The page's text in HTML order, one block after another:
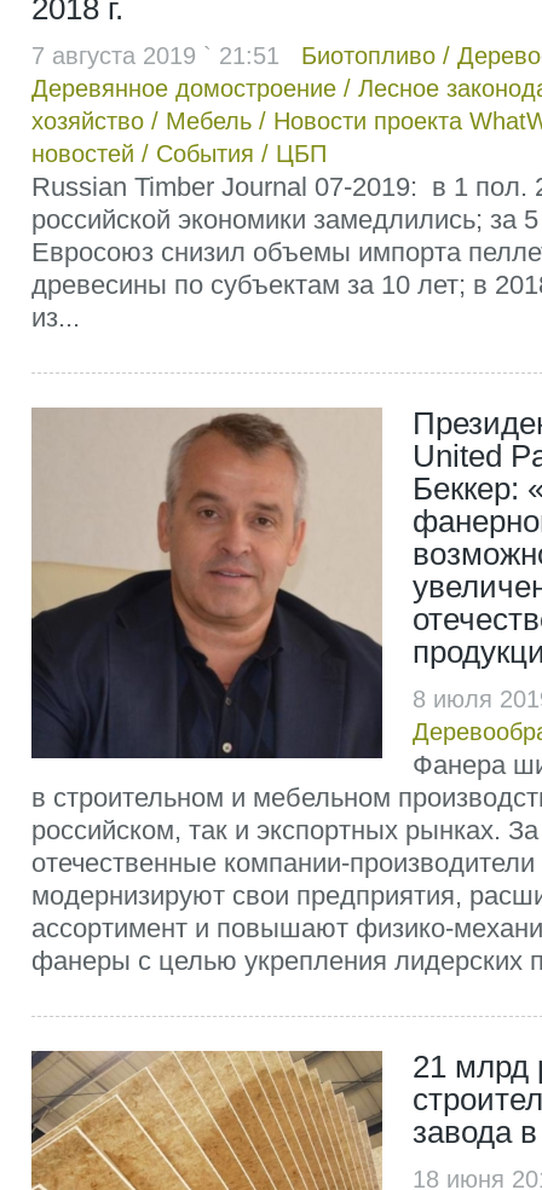
2018 г.
7 августа 2019 ` 21:51 Биотопливо /
Деревянное домостроение / Лесное
хозяйство / Мебель / Новости проекта
новостей / События / ЦБП
Russian Timber Journal 07-2019: в 1 пол.
российской экономики замедлились; за
Евросоюз снизил объемы импорта
древесины по субъектам за 10 лет; в
из...
United
Беккер:
8 июля
Фанера
в строительном и мебельном
российском, так и экспортных рынках.
отечественные компании-производители
модернизируют свои предприятия,
ассортимент и повышают физико-
фанеры с целью укрепления лидерских
21 млрд
завода
18 июня